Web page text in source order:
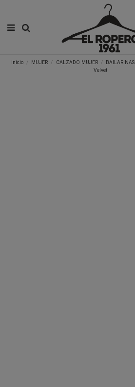
Inicio MUJER CALZADO MUJER BAILARINAS
Velvet